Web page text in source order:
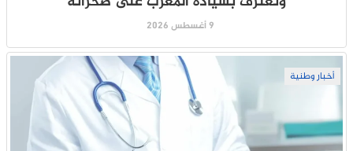
9 أغسطس 2026
أخبار وطنية